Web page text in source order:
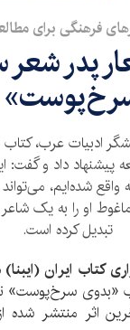
فرهنگی برای
پدر شعر
ادبیات عرب،
پیشنهاد داد و گفت:
واقع شده‌ایم،
او را به یک
تبدیل کرده است.
کتاب ایران (ایبنا)
«بدوی سرخ‌پوست»
اثر منتشر شده